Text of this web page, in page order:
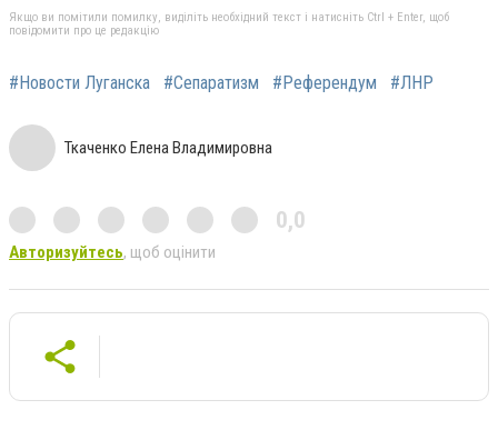
Якщо ви помітили помилку, виділіть необхідний текст і натисніть Ctrl + Enter, щоб
повідомити про це редакцію
#Новости Луганска #Сепаратизм #Референдум #ЛНР
Ткаченко Елена Владимировна
0,0
Авторизуйтесь, щоб оцінити